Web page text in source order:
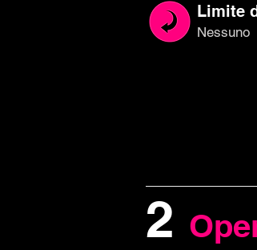
Limite
Nessuno
2